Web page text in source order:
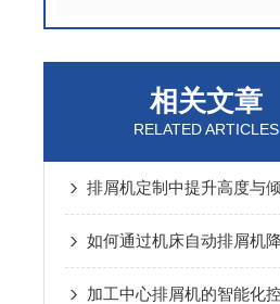
相关文章
RELATED ARTICLES